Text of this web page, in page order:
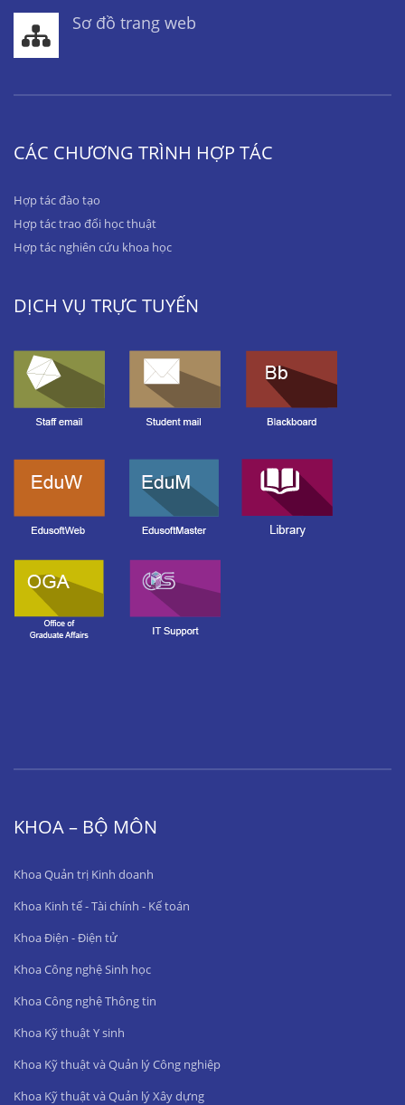
Sơ đồ trang web
CÁC CHƯƠNG TRÌNH HỢP TÁC
Hợp tác đào tạo
Hợp tác trao đổi học thuật
Hợp tác nghiên cứu khoa học
DỊCH VỤ TRỰC TUYẾN
KHOA – BỘ MÔN
Khoa Quản trị Kinh doanh
Khoa Kinh tế - Tài chính - Kế toán
Khoa Điện - Điện tử
Khoa Công nghệ Sinh học
Khoa Công nghệ Thông tin
Khoa Kỹ thuật Y sinh
Khoa Kỹ thuật và Quản lý Công nghiệp
Khoa Kỹ thuật và Quản lý Xây dựng